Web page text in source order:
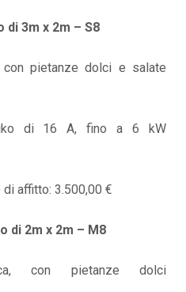
di 3m x 2m – S8
con pietanze dolci e salate
di 16 A, fino a 6 kW
affitto: 3.500,00 €
di 2m x 2m – M8
con pietanze dolci